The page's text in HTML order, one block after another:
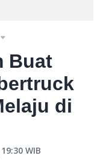
Buat
di
WIB